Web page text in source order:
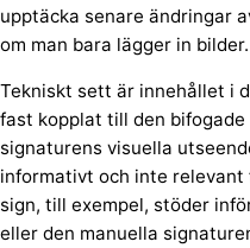
upptäcka senare ändringar
om man bara lägger in bilder.
Tekniskt sett är innehållet i
fast kopplat till den
signaturens visuella
informativt och inte
sign, till exempel, stöder
eller den manuella